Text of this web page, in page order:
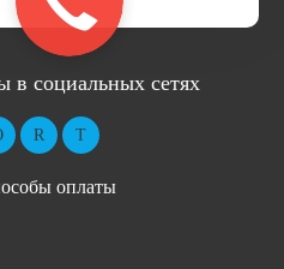
в социальных сетях
оплаты